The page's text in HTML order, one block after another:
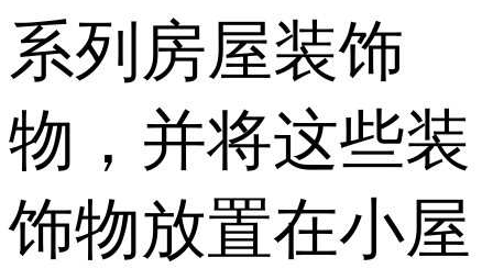
系列房屋装饰
物，并将这些装
饰物放置在小屋